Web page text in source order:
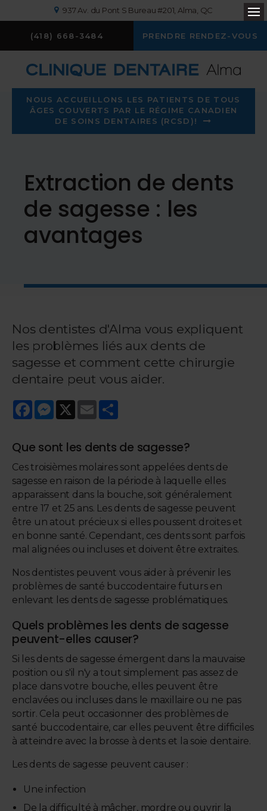
937 Av. du Pont S Bureau #201 Alma QC
(418) 668-3484 PRENDRE RENDEZ-VOUS
NOUS ACCUEILLONS LES PATIENTS DE TOUS
ÂGES COUVERTS PAR LE RÉGIME CANADIEN
DE SOINS DENTAIRES (RCSD)!
Extraction de dents
de sagesse : les
avantages
Nos dentistes d'Alma vous expliquent
les problèmes liés aux dents de
sagesse et comment cette chirurgie
dentaire peut vous aider.
FacebookMessenger
X Email
Que sont les dents de sagesse?
Ces troisièmes molaires sont appelées dents de
sagesse en raison de la période à laquelle elles
apparaissent dans la bouche, soit généralement
entre 17 et 25 ans. Les dents de sagesse peuvent
être un atout précieux si elles poussent droites et
en bonne santé. Cependant, ces dents sont parfois
mal alignées ou incluses et doivent être extraites.
Nos dentistes peuvent vous aider à prévenir les
problèmes de santé buccodentaire futurs en
enlevant les dents de sagesse problématiques.
Quels problèmes les dents de sagesse
peuvent-elles causer?
Si les dents de sagesse émergent dans la mauvaise
position ou s'il n'y a tout simplement pas assez de
place dans votre bouche, elles peuvent être
enclavées ou incluses dans le maxillaire ou ne pas
sortir. Cela peut occasionner des problèmes de
santé buccodentaire, car elles peuvent être difficiles
à atteindre avec la brosse à dents et la soie dentaire.
Les dents de sagesse peuvent causer :
Une infection
De la difficulté à mâcher, mordre ou ouvrir la